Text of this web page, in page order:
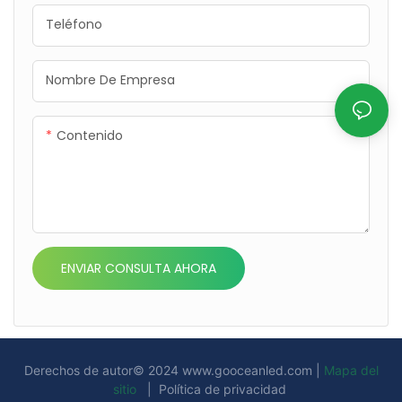
Teléfono
Nombre De Empresa
Contenido
ENVIAR CONSULTA AHORA
Derechos de autor© 2024 www.gooceanled.com
Mapa del
sitio
Política de privacidad